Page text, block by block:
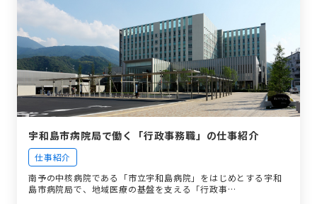
宇和島市病院局で働く「行政事務職」の仕事紹介
仕事紹介
南予の中核病院である「市立宇和島病院」をはじめとする宇和
島市病院局で、地域医療の基盤を支える「行政事…